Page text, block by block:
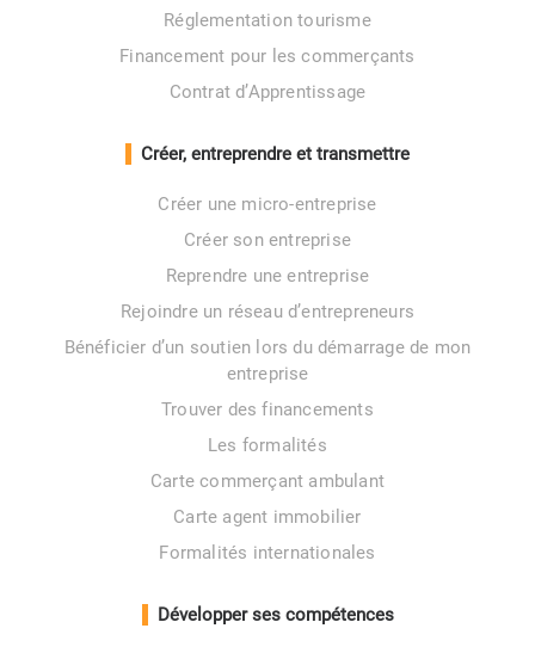
Réglementation tourisme
Financement pour les commerçants
Contrat d’Apprentissage
Créer, entreprendre et transmettre
Créer une micro-entreprise
Créer son entreprise
Reprendre une entreprise
Rejoindre un réseau d’entrepreneurs
Bénéficier d’un soutien lors du démarrage de mon
entreprise
Trouver des financements
Les formalités
Carte commerçant ambulant
Carte agent immobilier
Formalités internationales
Développer ses compétences